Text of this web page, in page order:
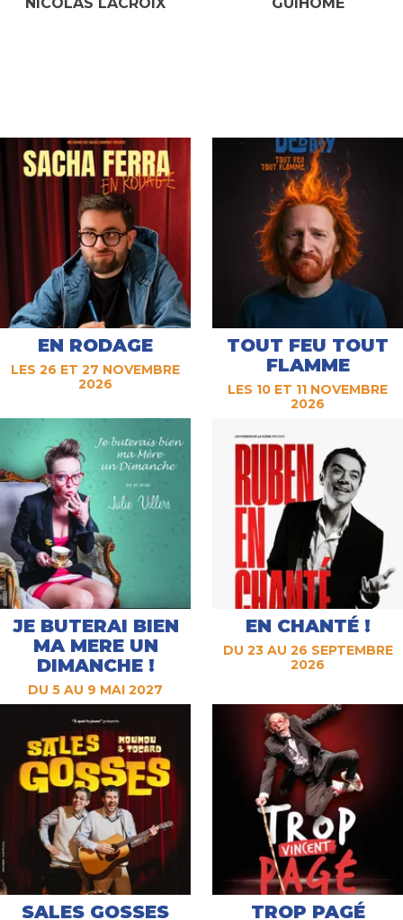
NICOLAS LACROIX GUIHOME
EN RODAGE
LES 26 ET 27 NOVEMBRE
2026
TOUT FEU TOUT
FLAMME
LES 10 ET 11 NOVEMBRE
2026
JE BUTERAI BIEN
MA MERE UN
DIMANCHE !
DU 5 AU 9 MAI 2027
EN CHANTÉ !
DU 23 AU 26 SEPTEMBRE
2026
SALES GOSSES TROP PAGÉ